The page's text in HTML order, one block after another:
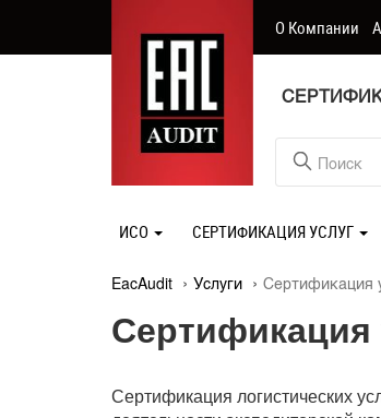
О Компании
ИСО СЕРТИФИКАЦИЯ УСЛУГ
EacAudit Услуги Сертификация
Сертификация
Сертификация логистических